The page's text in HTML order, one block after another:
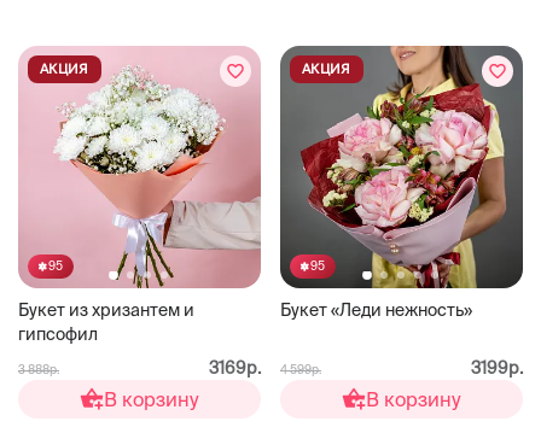
95
Букет из хризантем и
гипсофил
АКЦИЯ
3 888р. 3169р.
В корзину
95
Букет «Леди нежность»
АКЦИЯ
4 599р. 3199р.
В корзину